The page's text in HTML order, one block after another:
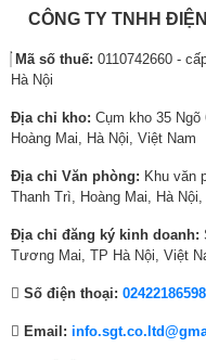
Game Mode Pro
Chế độ Game Mode Pro trên
riêng cho game thủ. Tận
thanh
Chia sẻ màn hình
Tìm kiếm bằng
giọng nói
Có
Trình duyệt web Có
Smart TV Có
HDR
Chất liệu viền Kim
2
,
0
0
0
.
3
,
1
0
,
0
0
0
.
CÔNG TY TNHH
Mã số thuế: 0110742660 -
Hà Nội
Địa chỉ kho: Cụm kho 35
Hoàng Mai, Hà Nội, Việt Nam
Địa chỉ Văn phòng: Khu văn
Thanh Trì, Hoàng Mai, Hà
Địa chỉ đăng ký kinh doanh:
Tương Mai, TP Hà Nội, Việt
Số điện thoại: 02422186598
Email: